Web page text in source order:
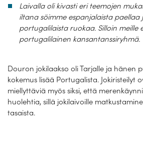
Laivalla oli kivasti eri teemojen
iltana söimme espanjalaista paellaa
portugalilaista ruokaa. Silloin meille
portugalilainen kansantanssiryhmä.
Douron jokilaakso oli Tarjalle ja hänen
kokemus lisää Portugalista. Jokiristeilyt
miellyttäviä myös siksi, että
huolehtia, sillä jokilaivoille
tasaista.